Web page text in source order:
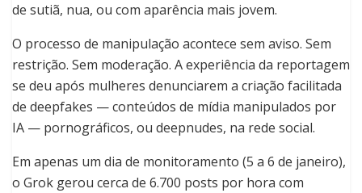
de sutiã, nua, ou com aparência mais jovem.
O processo de manipulação acontece sem aviso. Sem
restrição. Sem moderação. A experiência da reportagem
se deu após mulheres denunciarem a criação facilitada
de deepfakes — conteúdos de mídia manipulados por
IA — pornográficos, ou deepnudes, na rede social.
Em apenas um dia de monitoramento (5 a 6 de janeiro),
o Grok gerou cerca de 6.700 posts por hora com